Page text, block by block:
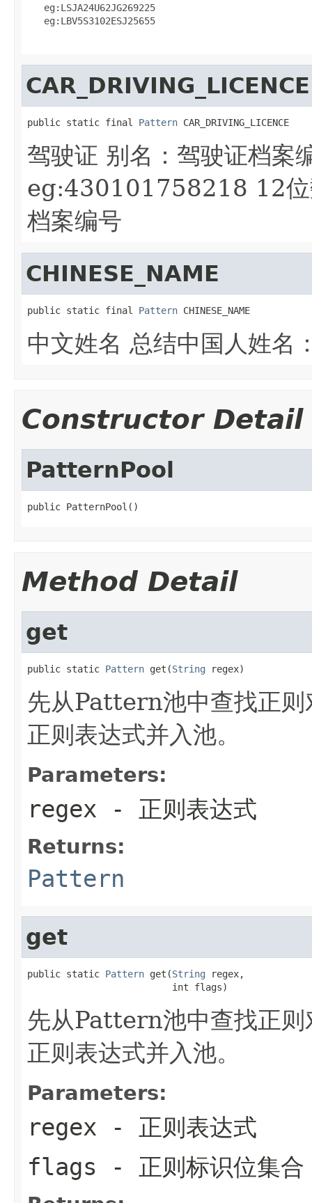
   eg:LSJA24U62JG269225
   eg:LBV5S3102ESJ25655
CAR_DRIVING_LICENCE
public static final Pattern CAR_DRIVING_LICENCE
驾驶证 别名：驾驶证档案
eg:430101758218 12位
档案编号
CHINESE_NAME
public static final Pattern CHINESE_NAME
中文姓名 总结中国人姓名
Constructor Detail
PatternPool
public PatternPool()
Method Detail
get
public static Pattern get(String regex)
先从Pattern池中查找正则
正则表达式并入池。
Parameters:
regex - 正则表达式
Returns:
Pattern
get
public static Pattern get(String regex,
                          int flags)
先从Pattern池中查找正则
正则表达式并入池。
Parameters:
regex - 正则表达式
flags - 正则标识位集